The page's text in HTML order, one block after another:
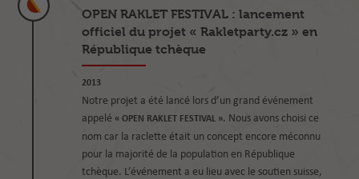
OPEN RAKLET FESTIVAL : lancement
officiel du projet « Rakletparty.cz » en
République tchèque
2013
Notre projet a été lancé lors d’un grand événement
appelé« OPEN RAKLET FESTIVAL ». Nous avons choisi ce
nom car la raclette était un concept encore méconnu
pour la majorité de la population en République
tchèque. L’événement a eu lieu avec le soutien suisse,